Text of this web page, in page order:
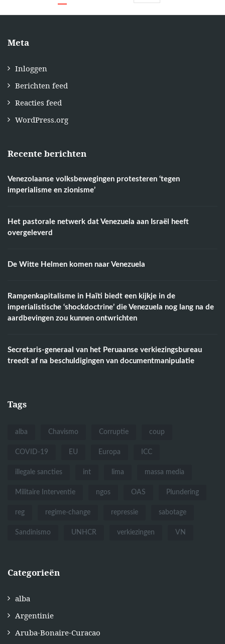
Meta
Inloggen
Berichten feed
Reacties feed
WordPress.org
Recente berichten
Venezolaanse volksbewegingen protesteren ‘tegen
imperialisme en zionisme’
Het pastorale netwerk dat Venezuela aan Israël heeft
overgeleverd
De Witte Helmen komen naar Venezuela
Rampenkapitalisme in Haïti biedt een kijkje in de
imperialistische ‘shockdoctrine’ die Venezuela nog lang na de
aardbevingen zou kunnen ontwrichten
Secretaris-generaal van het Peruaanse verkiezingsbureau
treedt af na beschuldigingen van documentmanipulatie
Tags
alba Chavismo Corruptie coup
COVID-19 EU Europa ICC
illegale sancties int lima massa media
Militaire Interventie ngos OAS Plundering
reg regime-change repressie sabotage
Sandinismo UNHCR verkiezingen VN
Categorieën
alba
Argentinie
Aruba-Bonaire-Curacao